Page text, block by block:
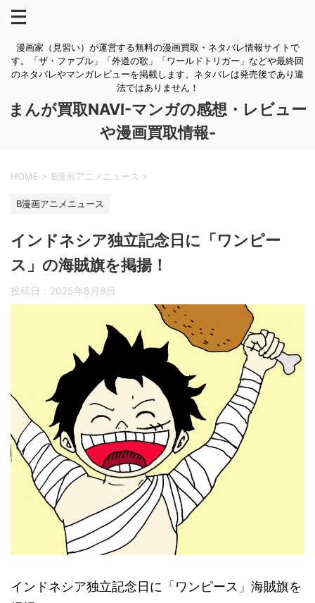
漫画家（見習い）が運営する無料の漫画買取・ネタバレ情報サイトで
す。「ザ・ファブル」「外道の歌」「ワールドトリガー」などや最終回
のネタバレやマンガレビューを掲載します。ネタバレは発売後であり違
法ではありません！
まんが買取NAVI-マンガの感想・レビュー
や漫画買取情報-
HOME > B漫画アニメニュース >
B漫画アニメニュース
インドネシア独立記念日に「ワンピー
ス」の海賊旗を掲揚！
投稿日： 2025年8月8日
インドネシア独立記念日に「ワンピース」海賊旗を